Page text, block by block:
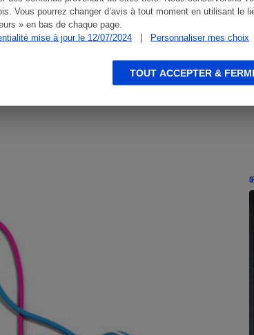
Vous pourrez changer d’avis à tout moment en utilisant le
» en bas de chaque page.
mise à jour le 12/07/2024
| Personnaliser mes choix
TOUT ACCEPTER &